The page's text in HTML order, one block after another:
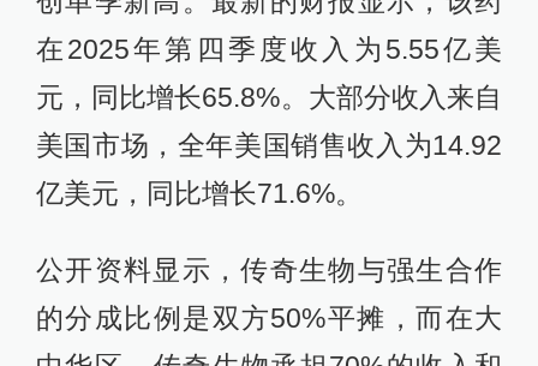
在2025年第四季度收入为5.55亿美
元，同比增长65.8%。大部分收入来自
美国市场，全年美国销售收入为14.92
亿美元，同比增长71.6%。
公开资料显示，传奇生物与强生合作
的分成比例是双方50%平摊，而在大